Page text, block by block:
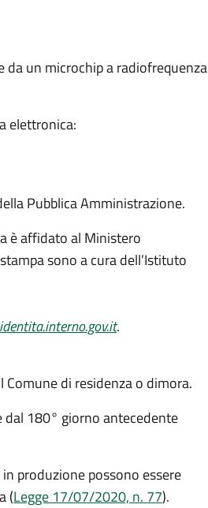
da un microchip a radiofrequenza
elettronica:
Pubblica Amministrazione.
è affidato al Ministero
sono a cura dell’Istituto
.
Comune di residenza o dimora.
dal 180° giorno antecedente
produzione possono essere
(Legge 17/07/2020, n. 77).